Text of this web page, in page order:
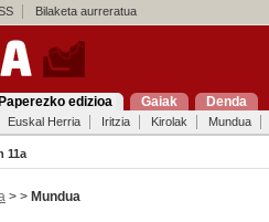
Bilaketa aurreratua
Paperezko edizioa Gaiak Denda
Euskal Herria Iritzia Kirolak Mundua
11a
> > Mundua